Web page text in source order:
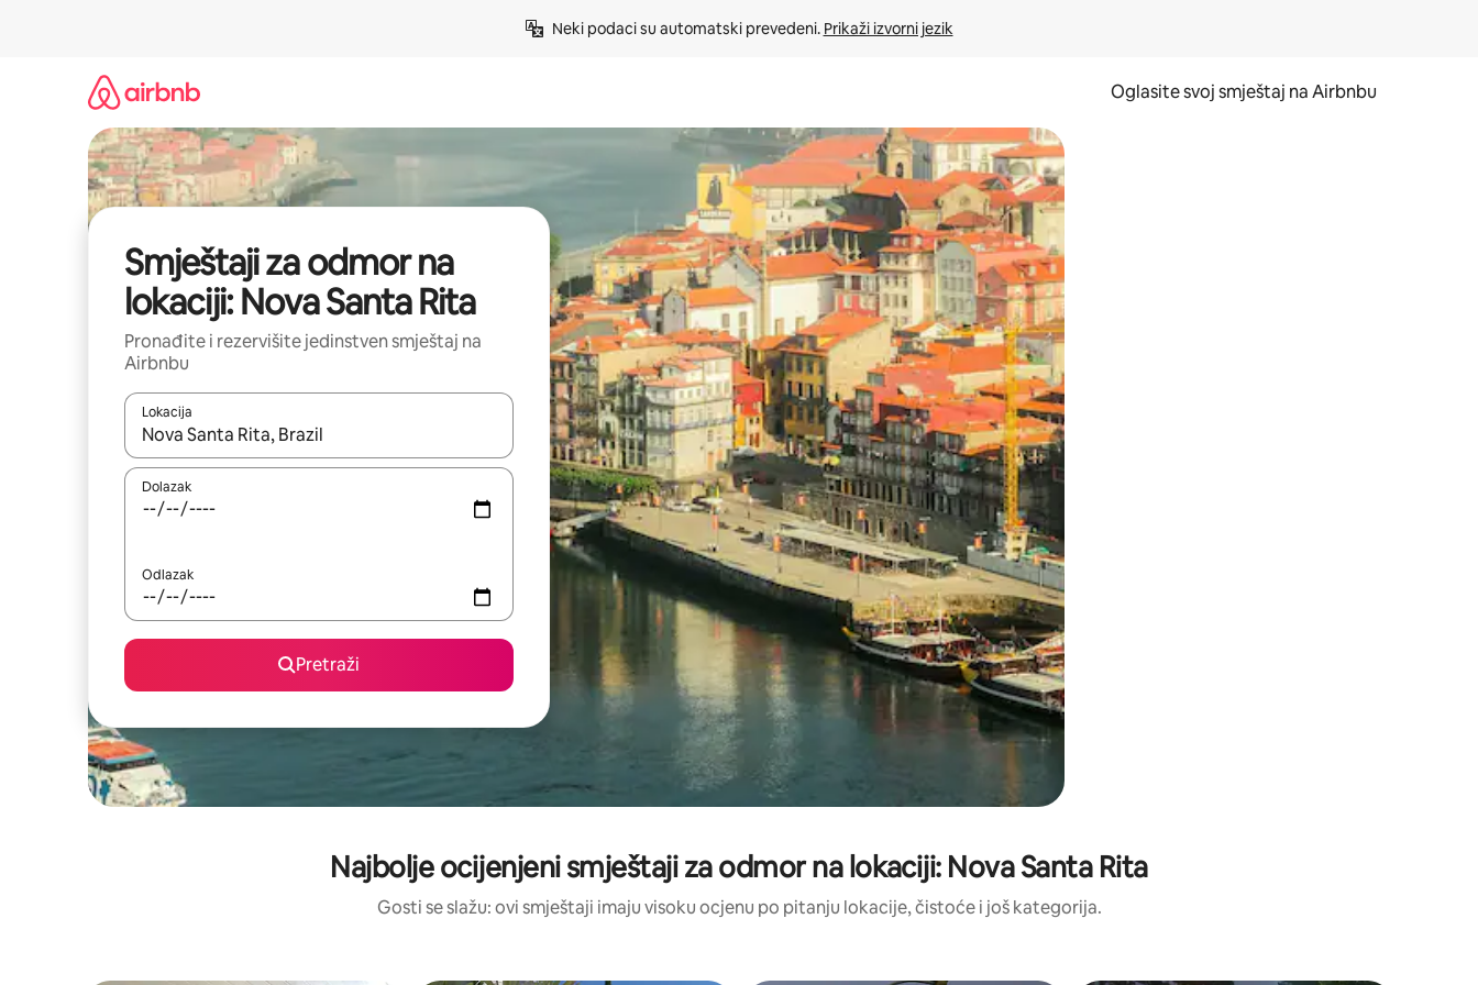
Neki podaci su automatski prevedeni. Prikaži izvorni jezik
Oglasite svoj smještaj na Airbnbu
Smještaji za odmor na
lokaciji: Nova Santa Rita
Pronađite i rezervišite jedinstven smještaj na
Airbnbu
Lokacija
Kad rezultati budu dostupni, krećite se gore i dolje pomoću strelica ili ih pregledajte dodirom ili povlačenjem prsta.
Dolazak
Odlazak
Pretraži
Najbolje ocijenjeni smještaji za odmor na lokaciji: Nova Santa Rita
Gosti se slažu: ovi smještaji imaju visoku ocjenu po pitanju lokacije, čistoće i još kategorija.